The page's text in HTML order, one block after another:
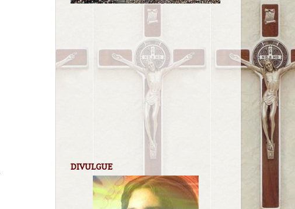
DIVULGUE